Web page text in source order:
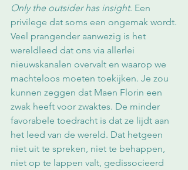
Only the outsider has insight. Een
privilege dat soms een ongemak wordt.
Veel prangender aanwezig is het
wereldleed dat ons via allerlei
nieuwskanalen overvalt en waarop we
machteloos moeten toekijken. Je zou
kunnen zeggen dat Maen Florin een
zwak heeft voor zwaktes. De minder
favorabele toedracht is dat ze lijdt aan
het leed van de wereld. Dat hetgeen
niet uit te spreken, niet te behappen,
niet op te lappen valt, gedissocieerd